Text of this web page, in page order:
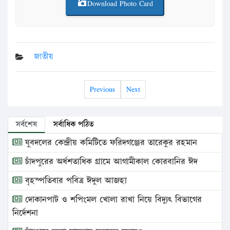
Download Photo Card
জাতীয়
Previous Next
সর্বশেষ সর্বাধিক পঠিত
যুবদলের কেন্দ্রীয় কমিটিতে ফরিদগঞ্জের তারেকুর রহমান
চাঁদপুরের অর্ধশতাধিক গ্রামে আগামীকাল কোরবানির ঈদ
বৃহস্পতিবার পবিত্র ঈদুল আজহা
দোকানপাট ও শপিংমল খোলা রাখা নিয়ে বিদ্যুৎ বিভাগের
নির্দেশনা